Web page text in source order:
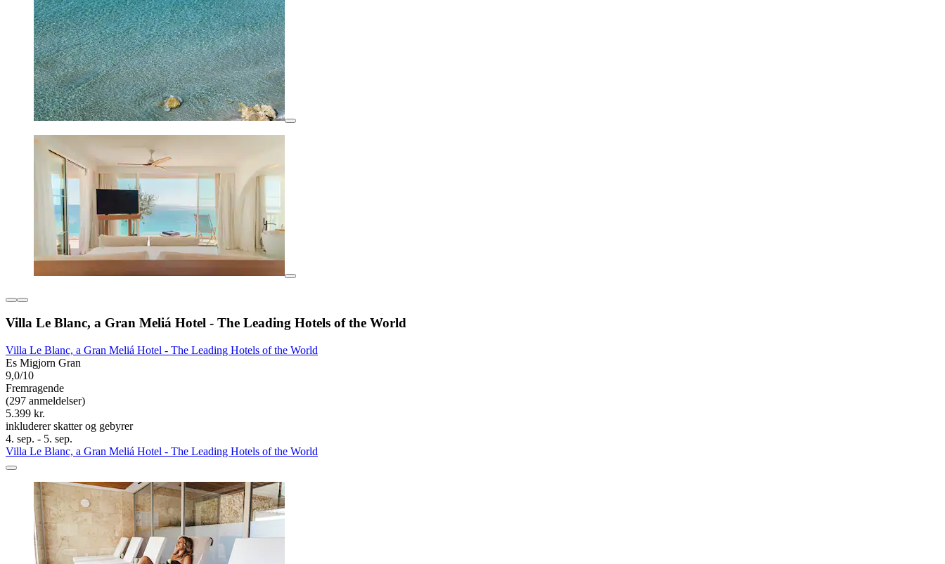
Villa Le Blanc, a Gran Meliá Hotel - The Leading Hotels of the World
Villa Le Blanc, a Gran Meliá Hotel - The Leading Hotels of the World
Es Migjorn Gran
9,0/10
Fremragende
(297 anmeldelser)
5.399 kr.
inkluderer skatter og gebyrer
4. sep. - 5. sep.
Villa Le Blanc, a Gran Meliá Hotel - The Leading Hotels of the World